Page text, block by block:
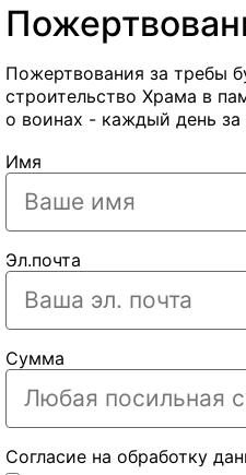
Пожертвования за требы
строительство Храма в
о воинах - каждый день
Имя
Эл.почта
Сумма
Согласие на обработку